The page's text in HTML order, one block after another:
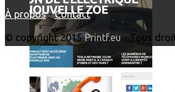
À propos-Contact
© copyright 2015Printf.eu - Tous